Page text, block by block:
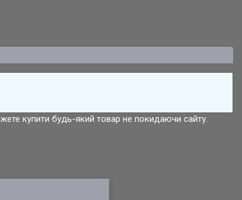
купити будь-який товар не покидаючи сайту.